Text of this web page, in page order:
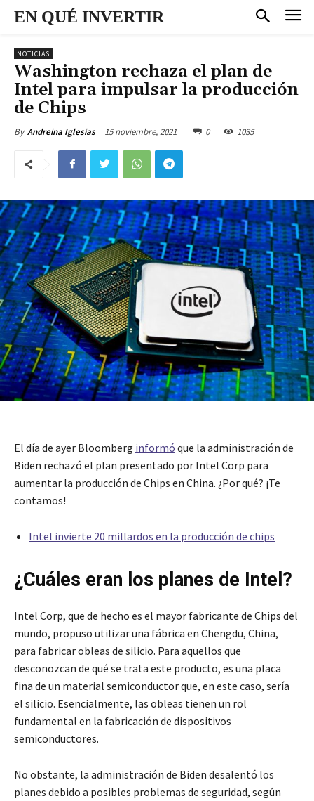
EN QUÉ INVERTIR
NOTICIAS
Washington rechaza el plan de
Intel para impulsar la producción
de Chips
By Andreina Iglesias 15 noviembre, 2021 0 1035
El día de ayer Bloomberg informó que la administración de
Biden rechazó el plan presentado por Intel Corp para
aumentar la producción de Chips en China. ¿Por qué? ¡Te
contamos!
Intel invierte 20 millardos en la producción de chips
¿Cuáles eran los planes de Intel?
Intel Corp, que de hecho es el mayor fabricante de Chips del
mundo, propuso utilizar una fábrica en Chengdu, China,
para fabricar obleas de silicio. Para aquellos que
desconozcan de qué se trata este producto, es una placa
fina de un material semiconductor que, en este caso, sería
el silicio. Esencialmente, las obleas tienen un rol
fundamental en la fabricación de dispositivos
semiconductores.
No obstante, la administración de Biden desalentó los
planes debido a posibles problemas de seguridad, según